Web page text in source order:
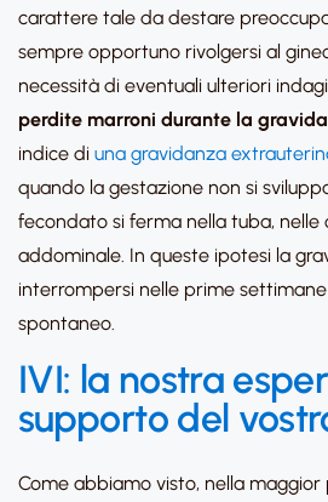
carattere tale da destare
sempre opportuno rivolgersi al
necessità di eventuali ulteriori
perdite marroni durante la
indice di una gravidanza
quando la gestazione non si
fecondato si ferma nella tuba, nelle
addominale. In queste ipotesi la
interrompersi nelle prime
spontaneo.
IVI: la nostra
supporto del
Come abbiamo visto, nella